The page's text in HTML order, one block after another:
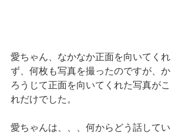
愛ちゃん、なかなか正面を向いてくれ
ず、何枚も写真を撮ったのですが、か
ろうじて正面を向いてくれた写真がこ
れだけでした。
愛ちゃんは、、、何からどう話してい